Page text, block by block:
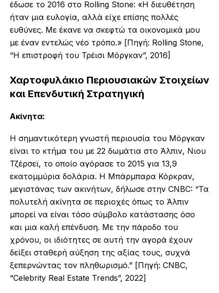
έδωσε το 2016 στο Rolling Stone: «Η διευθέτηση
ήταν μια ευλογία, αλλά είχε επίσης πολλές
ευθύνες. Με έκανε να σκεφτώ τα οικονομικά μου
με έναν εντελώς νέο τρόπο.» [Πηγή: Rolling Stone,
“Η επιστροφή του Τρέισι Μόργκαν”, 2016]
Χαρτοφυλάκιο Περιουσιακών Στοιχείων
και Επενδυτική Στρατηγική
Ακίνητα:
Η σημαντικότερη γνωστή περιουσία του Μόργκαν
είναι το κτήμα του με 22 δωμάτια στο Άλπιν, Νιου
Τζέρσεϊ, το οποίο αγόρασε το 2015 για 13,9
εκατομμύρια δολάρια. Η Μπάρμπαρα Κόρκραν,
μεγιστάνας των ακινήτων, δήλωσε στην CNBC: “Τα
πολυτελή ακίνητα σε περιοχές όπως το Άλπιν
μπορεί να είναι τόσο σύμβολο κατάστασης όσο
και μια καλή επένδυση. Με την πάροδο του
χρόνου, οι ιδιότητες σε αυτή την αγορά έχουν
δείξει σταθερή αύξηση της αξίας τους, συχνά
ξεπερνώντας τον πληθωρισμό.” [Πηγή: CNBC,
“Celebrity Real Estate Trends”, 2022]